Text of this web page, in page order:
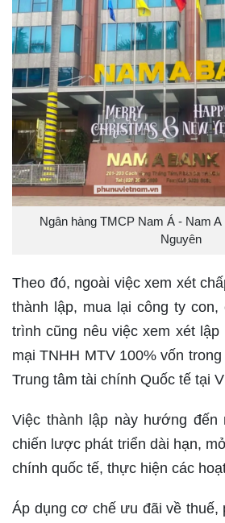
Ngân hàng TMCP Nam Á - Nam
Nguyên
Theo đó, ngoài việc xem xét
thành lập, mua lại công ty
trình cũng nêu việc xem xét
mại TNHH MTV 100% vốn
Trung tâm tài chính Quốc tế tại
Việc thành lập này hướng đến
chiến lược phát triển dài hạn,
chính quốc tế, thực hiện các
Áp dụng cơ chế ưu đãi về thuế,